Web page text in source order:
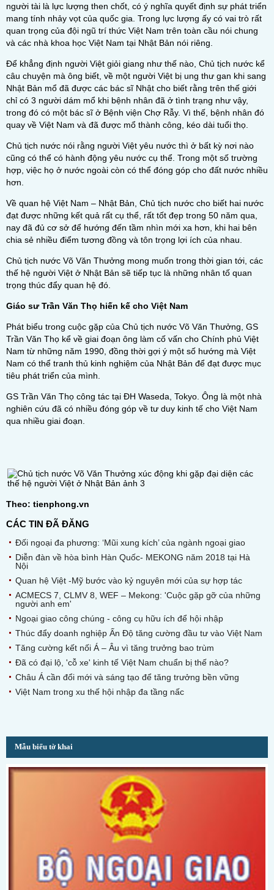
người tài là lực lượng then chốt, có ý nghĩa quyết định sự phát triển
mang tính nhảy vọt của quốc gia. Trong lực lượng ấy có vai trò rất
quan trọng của đội ngũ trí thức Việt Nam trên toàn cầu nói chung
và các nhà khoa học Việt Nam tại Nhật Bản nói riêng.
Để khẳng định người Việt giỏi giang như thế nào, Chủ tịch nước kể
câu chuyện mà ông biết, về một người Việt bị ung thư gan khi sang
Nhật Bản mổ đã được các bác sĩ Nhật cho biết rằng trên thế giới
chỉ có 3 người dám mổ khi bệnh nhân đã ở tình trạng như vậy,
trong đó có một bác sĩ ở Bệnh viện Chợ Rẫy. Vì thế, bệnh nhân đó
quay về Việt Nam và đã được mổ thành công, kéo dài tuổi thọ.
Chủ tịch nước nói rằng người Việt yêu nước thì ở bất kỳ nơi nào
cũng có thể có hành động yêu nước cụ thể. Trong một số trường
hợp, việc họ ở nước ngoài còn có thể đóng góp cho đất nước nhiều
hơn.
Về quan hệ Việt Nam – Nhật Bản, Chủ tịch nước cho biết hai nước
đạt được những kết quả rất cụ thể, rất tốt đẹp trong 50 năm qua,
nay đã đủ cơ sở để hướng đến tầm nhìn mới xa hơn, khi hai bên
chia sẻ nhiều điểm tương đồng và tôn trọng lợi ích của nhau.
Chủ tịch nước Võ Văn Thưởng mong muốn trong thời gian tới, các
thế hệ người Việt ở Nhật Bản sẽ tiếp tục là những nhân tố quan
trọng thúc đẩy quan hệ đó.
Giáo sư Trần Văn Thọ hiến kế cho Việt Nam
Phát biểu trong cuộc gặp của Chủ tịch nước Võ Văn Thưởng, GS
Trần Văn Thọ kể về giai đoạn ông làm cố vấn cho Chính phủ Việt
Nam từ những năm 1990, đồng thời gợi ý một số hướng mà Việt
Nam có thể tranh thủ kinh nghiệm của Nhật Bản để đạt được mục
tiêu phát triển của mình.
GS Trần Văn Thọ công tác tại ĐH Waseda, Tokyo. Ông là một nhà
nghiên cứu đã có nhiều đóng góp về tư duy kinh tế cho Việt Nam
qua nhiều giai đoạn.
Theo: tienphong.vn
CÁC TIN ĐÃ ĐĂNG
Đối ngoại đa phương: ‘Mũi xung kích’ của ngành ngoại giao
Diễn đàn về hòa bình Hàn Quốc- MEKONG năm 2018 tại Hà
Nội
Quan hệ Việt -Mỹ bước vào kỷ nguyên mới của sự hợp tác
ACMECS 7, CLMV 8, WEF – Mekong: 'Cuộc gặp gỡ của những
người anh em'
Ngoại giao công chúng - công cụ hữu ích để hội nhập
Thúc đẩy doanh nghiệp Ấn Độ tăng cường đầu tư vào Việt Nam
Tăng cường kết nối Á – Âu vì tăng trưởng bao trùm
Đã có đại lộ, 'cỗ xe' kinh tế Việt Nam chuẩn bị thế nào?
Châu Á cần đổi mới và sáng tạo để tăng trưởng bền vững
Việt Nam trong xu thế hội nhập đa tầng nấc
Mẫu biểu tờ khai